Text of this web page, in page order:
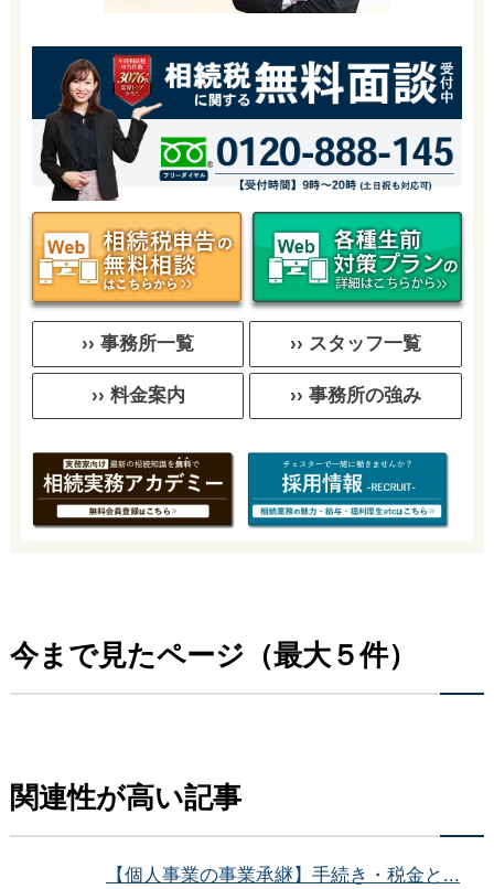
›› 事務所一覧 ›› スタッフ一覧
›› 料金案内 ›› 事務所の強み
今まで見たページ（最大５件）
関連性が高い記事
【個人事業の事業承継】手続き・税金と...